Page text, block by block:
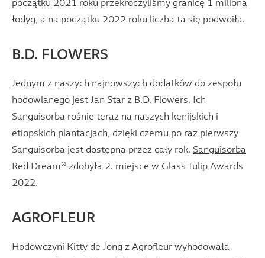
początku 2021 roku przekroczyliśmy granicę 1 miliona
łodyg, a na początku 2022 roku liczba ta się podwoiła.
B.D. FLOWERS
Jednym z naszych najnowszych dodatków do zespołu
hodowlanego jest Jan Star z B.D. Flowers. Ich
Sanguisorba rośnie teraz na naszych kenijskich i
etiopskich plantacjach, dzięki czemu po raz pierwszy
Sanguisorba jest dostępna przez cały rok. Sanguisorba
Red Dream® zdobyła 2. miejsce w Glass Tulip Awards
2022.
AGROFLEUR
Hodowczyni Kitty de Jong z Agrofleur wyhodowała